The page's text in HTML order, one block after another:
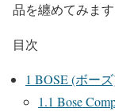
品を纏めてみます
目次
1 BOSE (ボー
1.1 Bose